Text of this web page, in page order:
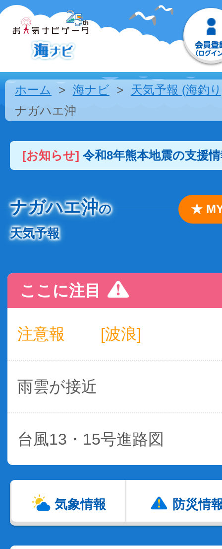
ホーム 海ナビ
天気予報 (海釣
ナガハエ沖
[お知らせ] 令和8年熊本地震の支援
ナガハエ沖の
天気予報
★
ここに注目
注意報 [波浪]
雨雲が接近
台風13・15号進路図
気象情報 防災情